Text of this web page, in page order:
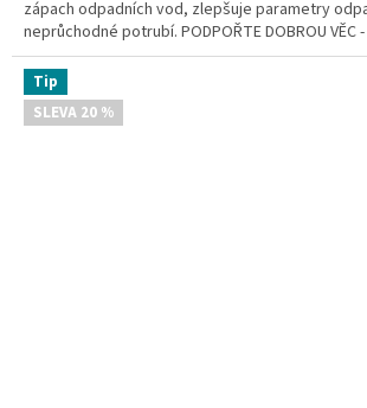
hvězdiček.
zápach odpadních vod, zlepšuje parametry
neprůchodné potrubí. PODPOŘTE DOBROU VĚC -
Tip
SLEVA 20 %